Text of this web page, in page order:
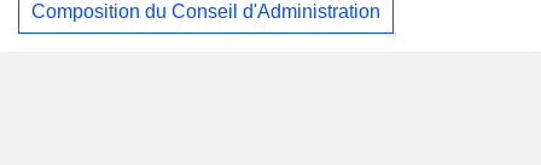
Composition du Conseil d'Administration